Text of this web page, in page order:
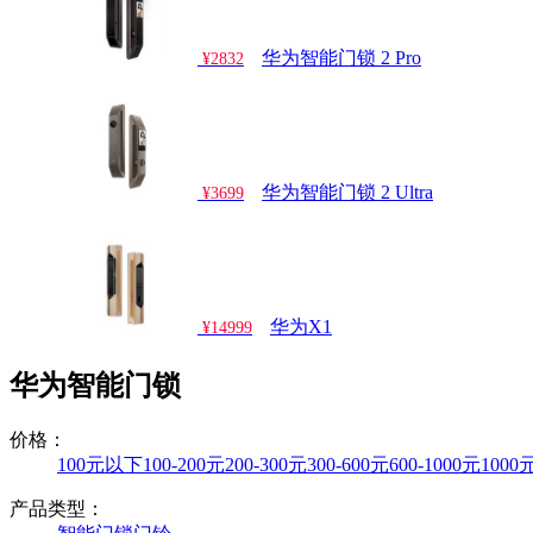
¥2832 华为智能门锁 2 Pro
¥3699 华为智能门锁 2 Ultra
¥14999 华为X1
华为智能门锁
价格：
100元以下100-200元200-300元300-600元600-1000元1000
产品类型：